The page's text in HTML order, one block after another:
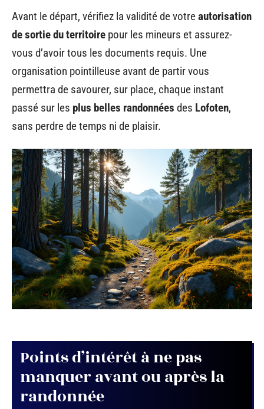
Avant le départ, vérifiez la validité de votreautorisation
de sortie du territoire pour les mineurs et assurez-
vous d’avoir tous les documents requis. Une
organisation pointilleuse avant de partir vous
permettra de savourer, sur place, chaque instant
passé sur les plus belles randonnées des Lofoten,
sans perdre de temps ni de plaisir.
Points d’intérêt à ne pas
manquer avant ou après la
randonnée